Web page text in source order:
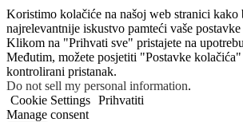
Koristimo kolačiće na našoj web stranici kako
najrelevantnije iskustvo pamteći vaše
Klikom na "Prihvati sve" pristajete na
Međutim, možete posjetiti "Postavke
kontrolirani pristanak.
Do not sell my personal information.
Cookie Settings Prihvatiti
Manage consent